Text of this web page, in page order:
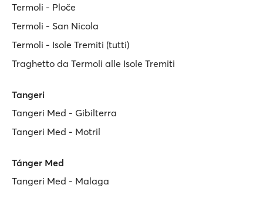
Termoli - Ploče
Termoli - San Nicola
Termoli - Isole Tremiti (tutti)
Traghetto da Termoli alle Isole Tremiti
Tangeri
Tangeri Med - Gibilterra
Tangeri Med - Motril
Tánger Med
Tangeri Med - Malaga